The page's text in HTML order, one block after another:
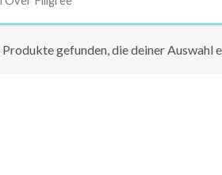
gefunden, die deiner Auswahl